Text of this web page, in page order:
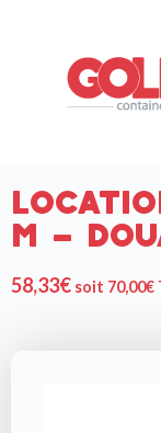
M –
58,33€ soit 70,00€